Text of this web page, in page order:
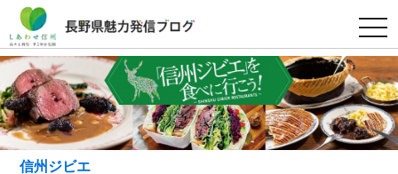
t
o
g
g
l
e
n
a
v
i
信州ジビエ